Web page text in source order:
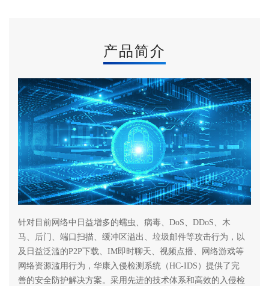
产品简介
针对目前网络中日益增多的蠕虫、病毒、DoS、DDoS、木
马、后门、端口扫描、缓冲区溢出、垃圾邮件等攻击行为，以
及日益泛滥的P2P下载、IM即时聊天、视频点播、网络游戏等
网络资源滥用行为，华康入侵检测系统（HC-IDS）提供了完
善的安全防护解决方案。采用先进的技术体系和高效的入侵检